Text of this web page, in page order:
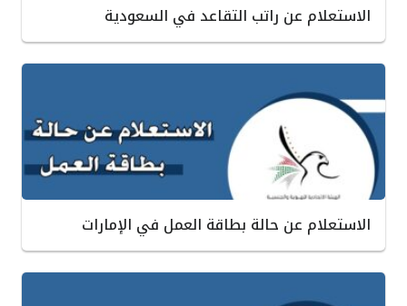
الاستعلام عن راتب التقاعد في السعودية
الاستعلام عن حالة بطاقة العمل في الإمارات